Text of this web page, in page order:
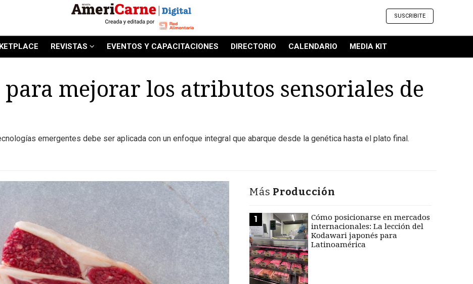
SUSCRIBITE
REVISTAS EVENTOS Y CAPACITACIONES DIRECTORIO CALENDARIO MEDIA KIT
para mejorar los atributos sensoriales de
emergentes debe ser aplicada con un enfoque integral que abarque desde la genética hasta el plato final.
Más Producción
1
Cómo posicionarse en mercados
internacionales: La lección del
Kodawari japonés para
Latinoamérica